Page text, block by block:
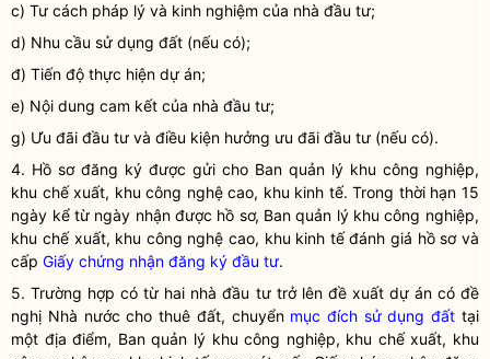
c) Tư cách pháp lý và kinh nghiệm của nhà đầu tư;
d) Nhu cầu sử dụng đất (nếu có);
đ) Tiến độ thực hiện dự án;
e) Nội dung cam kết của nhà đầu tư;
g) Ưu đãi đầu tư và điều kiện hưởng ưu đãi đầu tư (nếu có).
4. Hồ sơ đăng ký được gửi cho Ban quản lý khu công nghiệp,
khu chế xuất, khu công nghệ cao, khu kinh tế. Trong thời hạn 15
ngày kể từ ngày nhận được hồ sơ, Ban quản lý khu công nghiệp,
khu chế xuất, khu công nghệ cao, khu kinh tếđánh giá hồ sơ và
cấpGiấy chứng nhận đăng ký đầu tư.
5. Trường hợp có từ hai nhà đầu tư trở lên đề xuất dự án có đề
nghị Nhà nước cho thuê đất, chuyển mục đích sử dụng đất tại
một địa điểm, Ban quản lý khu công nghiệp, khu chế xuất, khu